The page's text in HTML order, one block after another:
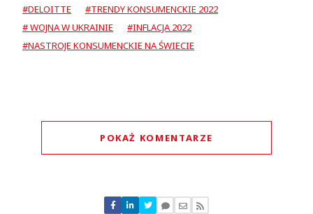
#DELOITTE
#TRENDY KONSUMENCKIE 2022
# WOJNA W UKRAINIE
#INFLACJA 2022
#NASTROJE KONSUMENCKIE NA ŚWIECIE
POKAŻ KOMENTARZE
Nie znaleziono komentarzy